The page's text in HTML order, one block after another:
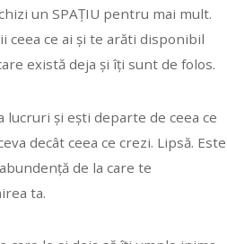
un SPAȚIU pentru mai mult.
ceea ce ai și te arăti disponibil
există deja și îți sunt de folos.
lucruri și ești departe de ceea ce
decât ceea ce crezi. Lipsă. Este
de la care te
ta.